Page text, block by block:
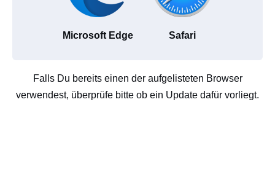
Microsoft Edge Safari
Falls Du bereits einen der aufgelisteten Browser
verwendest, überprüfe bitte ob ein Update dafür vorliegt.